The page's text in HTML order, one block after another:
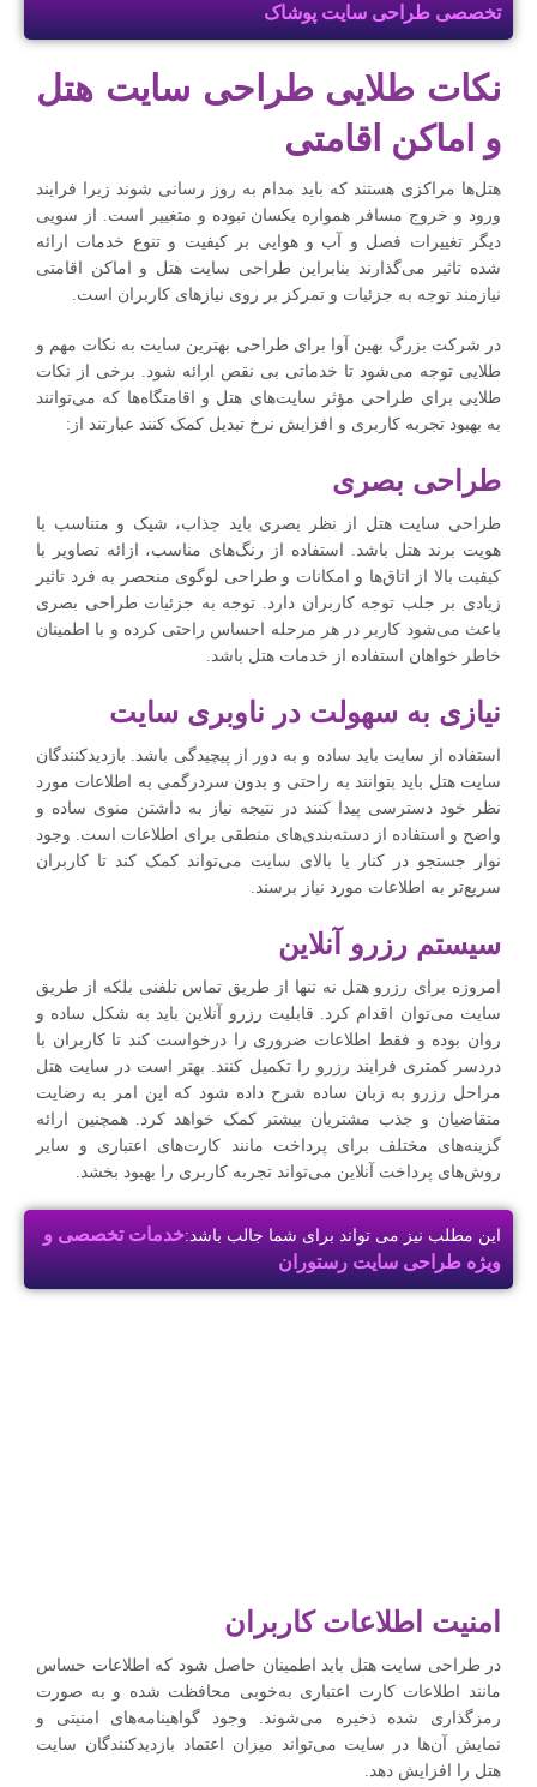
تخصصی طراحی سایت پوشاک
نکات طلایی طراحی سایت هتل
و اماکن اقامتی
هتل‌ها مراکزی هستند که باید مدام به روز رسانی شوند زیرا فرایند
ورود و خروج مسافر همواره یکسان نبوده و متغییر است. از سویی
دیگر تغییرات فصل و آب و هوایی بر کیفیت و تنوع خدمات ارائه
شده تاثیر می‌گذارند بنابراین طراحی سایت هتل و اماکن اقامتی
نیازمند توجه به جزئیات و تمرکز بر روی نیازهای کاربران است.
در شرکت بزرگ بهین آوا برای طراحی بهترین سایت به نکات مهم و
طلایی توجه می‌شود تا خدماتی بی نقص ارائه شود. برخی از نکات
طلایی برای طراحی مؤثر سایت‌های هتل و اقامتگاه‌ها که می‌توانند
به بهبود تجربه کاربری و افزایش نرخ تبدیل کمک کنند عبارتند از:
طراحی بصری
طراحی سایت هتل از نظر بصری باید جذاب، شیک و متناسب با
هویت برند هتل باشد. استفاده از رنگ‌های مناسب، ازائه تصاویر با
کیفیت بالا از اتاق‌ها و امکانات و طراحی لوگوی منحصر به فرد تاثیر
زیادی بر جلب توجه کاربران دارد. توجه به جزئیات طراحی بصری
باعث می‌شود کاربر در هر مرحله احساس راحتی کرده و با اطمینان
خاطر خواهان استفاده از خدمات هتل باشد.
نیازی به سهولت در ناوبری سایت
استفاده از سایت باید ساده و به دور از پیچیدگی باشد. بازدیدکنندگان
سایت هتل باید بتوانند به راحتی و بدون سردرگمی به اطلاعات مورد
نظر خود دسترسی پیدا کنند در نتیجه نیاز به داشتن منوی ساده و
واضح و استفاده از دسته‌بندی‌های منطقی برای اطلاعات است. وجود
نوار جستجو در کنار یا بالای سایت می‌تواند کمک کند تا کاربران
سریع‌تر به اطلاعات مورد نیاز برسند.
سیستم رزرو آنلاین
امروزه برای رزرو هتل نه تنها از طریق تماس تلفنی بلکه از طریق
سایت می‌توان اقدام کرد. قابلیت رزرو آنلاین باید به شکل ساده و
روان بوده و فقط اطلاعات ضروری را درخواست کند تا کاربران با
دردسر کمتری فرایند رزرو را تکمیل کنند. بهتر است در سایت هتل
مراحل رزرو به زبان ساده شرح داده شود که این امر به رضایت
متقاضیان و جذب مشتریان بیشتر کمک خواهد کرد. همچنین ارائه
گزینه‌های مختلف برای پرداخت مانند کارت‌های اعتباری و سایر
روش‌های پرداخت آنلاین می‌تواند تجربه کاربری را بهبود بخشد.
این مطلب نیز می تواند برای شما جالب باشد:خدمات تخصصی و
ویژه طراحی سایت رستوران
امنیت اطلاعات کاربران
در طراحی سایت هتل باید اطمینان حاصل شود که اطلاعات حساس
مانند اطلاعات کارت اعتباری به‌خوبی محافظت شده و به صورت
رمزگذاری شده ذخیره می‌شوند. وجود گواهینامه‌های امنیتی و
نمایش آن‌ها در سایت می‌تواند میزان اعتماد بازدیدکنندگان سایت
هتل را افزایش دهد.